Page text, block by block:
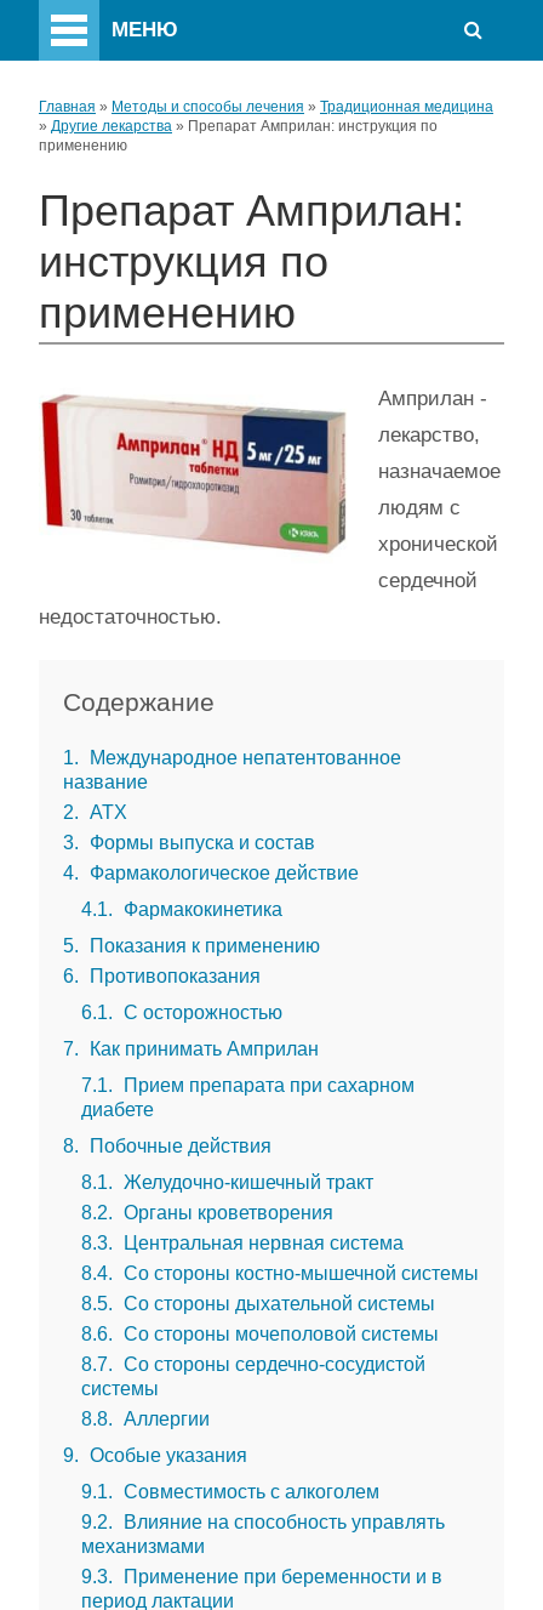
МЕНЮ
Главная » Методы и способы лечения » Традиционная медицина
» Другие лекарства » Препарат Амприлан: инструкция по
применению
Препарат Амприлан:
инструкция по
применению
Амприлан -
лекарство,
назначаемое
людям с
хронической
сердечной
недостаточностью.
Содержание
1
Международное непатентованное
название
2
АТХ
3
Формы выпуска и состав
4
Фармакологическое действие
4.1
Фармакокинетика
5
Показания к применению
6
Противопоказания
6.1
С осторожностью
7
Как принимать Амприлан
7.1
Прием препарата при сахарном
диабете
8
Побочные действия
8.1
Желудочно-кишечный тракт
8.2
Органы кроветворения
8.3
Центральная нервная система
8.4
Со стороны костно-мышечной системы
8.5
Со стороны дыхательной системы
8.6
Со стороны мочеполовой системы
8.7
Со стороны сердечно-сосудистой
системы
8.8
Аллергии
9
Особые указания
9.1
Совместимость с алкоголем
9.2
Влияние на способность управлять
механизмами
9.3
Применение при беременности и в
период лактации